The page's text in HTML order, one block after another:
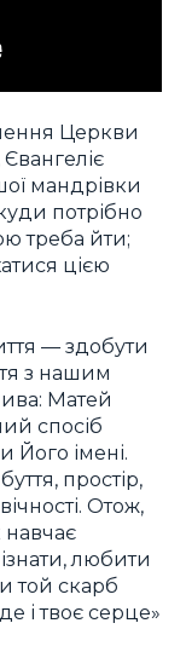
Церкви
мандрівки
потрібно
треба йти;
цією
— здобути
з нашим
Матей
спосіб
Його імені.
простір,
Отож,
любити
той скарб
і твоє серце»